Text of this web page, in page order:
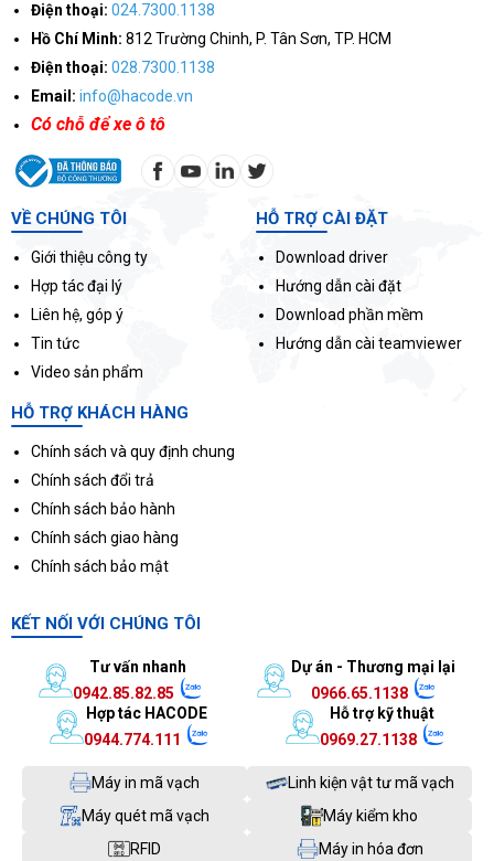
Điện thoại: 024.7300.1138
Hồ Chí Minh: 812 Trường Chinh, P. Tân Sơn, TP. HCM
Điện thoại: 028.7300.1138
Email: info@hacode.vn
Có chỗ để xe ô tô
VỀ CHÚNG TÔI
Giới thiệu công ty
Hợp tác đại lý
Liên hệ, góp ý
Tin tức
Video sản phẩm
HỖ TRỢ CÀI ĐẶT
Download driver
Hướng dẫn cài đặt
Download phần mềm
Hướng dẫn cài teamviewer
HỖ TRỢ KHÁCH HÀNG
Chính sách và quy định chung
Chính sách đổi trả
Chính sách bảo hành
Chính sách giao hàng
Chính sách bảo mật
KẾT NỐI VỚI CHÚNG TÔI
Tư vấn nhanh
0942.85.82.85
Dự án - Thương mại lại
0966.65.1138
Hợp tác HACODE
0944.774.111
Hỗ trợ kỹ thuật
0969.27.1138
Máy in mã vạch
Linh kiện vật tư mã vạch
Máy quét mã vạch
Máy kiểm kho
RFID
Máy in hóa đơn